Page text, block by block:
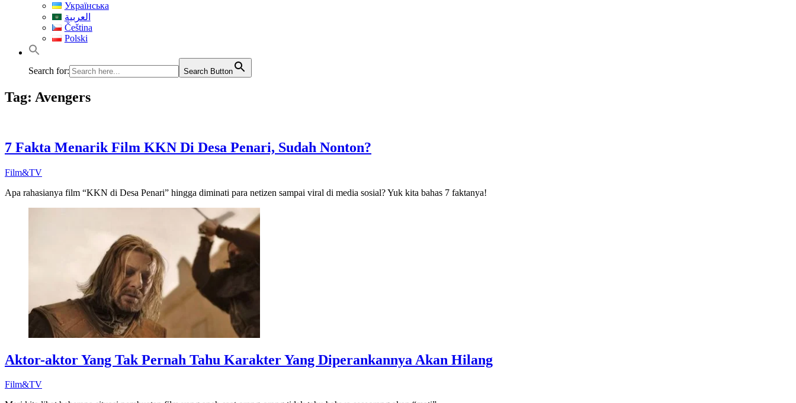
Українська
العربية
Čeština
Polski
Search for: Search Button
Tag: Avengers
7 Fakta Menarik Film KKN Di Desa Penari, Sudah Nonton?
Film&TV
Apa rahasianya film “KKN di Desa Penari” hingga diminati para netizen sampai viral di media sosial? Yuk kita bahas 7 faktanya!
Aktor-aktor Yang Tak Pernah Tahu Karakter Yang Diperankannya Akan Hilang
Film&TV